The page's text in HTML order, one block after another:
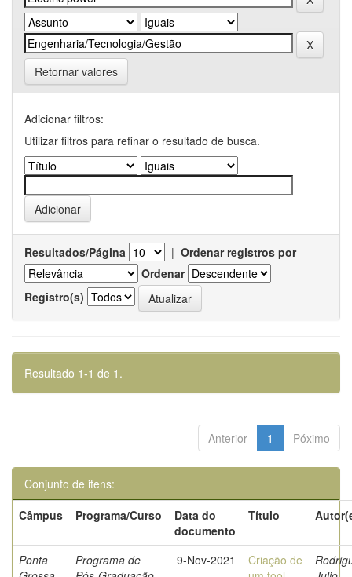
Retornar valores
Adicionar filtros:
Utilizar filtros para refinar o resultado de busca.
Resultados/Página | Ordenar registros por
Ordenar
Registro(s)
Resultado 1-1 de 1.
Anterior 1 Póximo
Conjunto de itens:
Câmpus
Programa/Curso
Data do
documento
Título
Ponta
Programa de
9-Nov-2021
Criação de